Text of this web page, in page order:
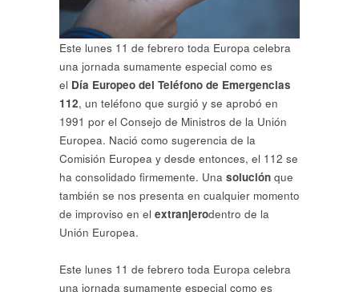
Este lunes 11 de febrero toda Europa celebra
una jornada sumamente especial como es
el Día Europeo del Teléfono de Emergencias
112, un teléfono que surgió y se aprobó en
1991 por el Consejo de Ministros de la Unión
Europea. Nació como sugerencia de la
Comisión Europea y desde entonces, el 112 se
ha consolidado firmemente. Una solución que
también se nos presenta en cualquier momento
de improviso en el extranjerodentro de la
Unión Europea.
Este lunes 11 de febrero toda Europa celebra
una jornada sumamente especial como es